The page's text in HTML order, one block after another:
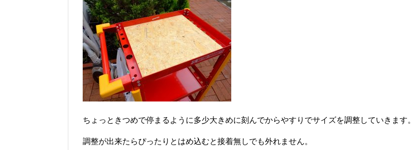
ちょっときつめで停まるように多少大きめに刻んでからやすりでサイズを調整していきます。
調整が出来たらぴったりとはめ込むと接着無しでも外れません。